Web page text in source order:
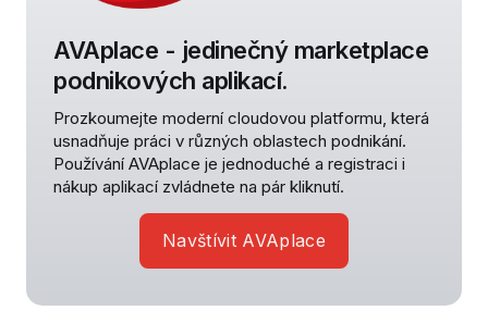
AVAplace - jedinečný marketplace
podnikových aplikací.
Prozkoumejte moderní cloudovou platformu, která
usnadňuje práci v různých oblastech podnikání.
Používání AVAplace je jednoduché a registraci i
nákup aplikací zvládnete na pár kliknutí.
Navštívit AVAplace